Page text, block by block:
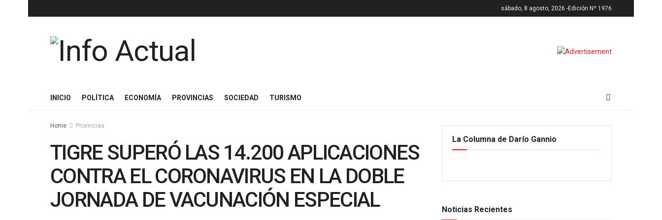
sábado, 8 agosto, 2026 -Edición Nº 1976
INICIO POLÍTICA ECONOMÍA PROVINCIAS SOCIEDAD TURISMO
Home Provincias
TIGRE SUPERÓ LAS 14.200 APLICACIONES
CONTRA EL CORONAVIRUS EN LA DOBLE
JORNADA DE VACUNACIÓN ESPECIAL
La Columna de Darío Gannio
Noticias Recientes